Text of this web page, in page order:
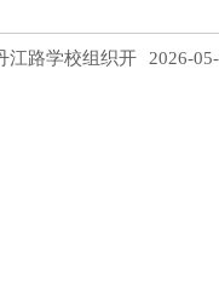
江路学校组织开 2026-